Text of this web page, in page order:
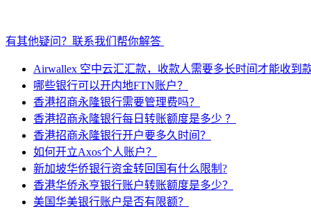
有其他疑问？联系我们帮你解答
Airwallex 空中云汇汇款，收款人需要多长时间才能收到
哪些银行可以开内地FTN账户？
香港招商永隆银行需要管理费吗？
香港招商永隆银行每日转账额度是多少 ？
香港招商永隆银行开户要多久时间？
如何开立Axos个人账户？
新加坡华侨银行资金转回国有什么限制?
香港华侨永亨银行账户转账额度是多少？
美国华美银行账户是否有限额？